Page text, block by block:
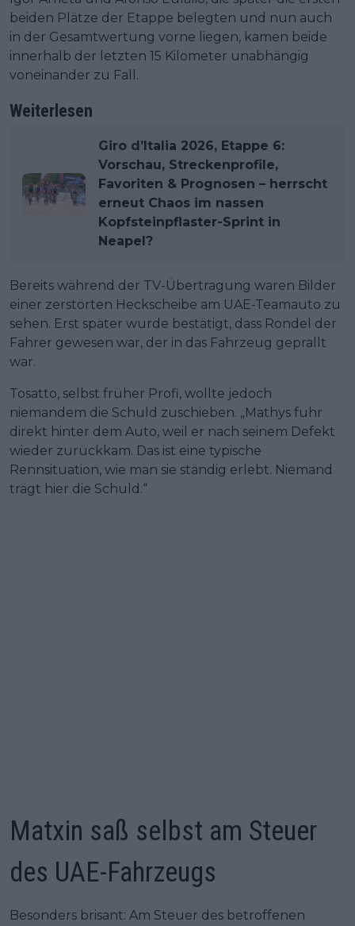
beiden Plätze der Etappe belegten und nun auch
in der Gesamtwertung vorne liegen, kamen beide
innerhalb der letzten 15 Kilometer unabhängig
voneinander zu Fall.
Weiterlesen
Giro d’Italia 2026, Etappe 6:
Vorschau, Streckenprofile,
Favoriten & Prognosen – herrscht
erneut Chaos im nassen
Kopfsteinpflaster-Sprint in
Neapel?
Bereits während der TV-Übertragung waren Bilder
einer zerstörten Heckscheibe am UAE-Teamauto zu
sehen. Erst später wurde bestätigt, dass Rondel der
Fahrer gewesen war, der in das Fahrzeug geprallt
war.
Tosatto, selbst früher Profi, wollte jedoch
niemandem die Schuld zuschieben. „Mathys fuhr
direkt hinter dem Auto, weil er nach seinem Defekt
wieder zurückkam. Das ist eine typische
Rennsituation, wie man sie ständig erlebt. Niemand
trägt hier die Schuld.“
Matxin saß selbst am Steuer
des UAE-Fahrzeugs
Besonders brisant: Am Steuer des betroffenen